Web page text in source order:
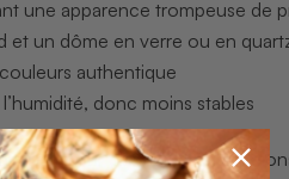
une apparence trompeuse de
et un dôme en verre ou en
authentique
donc moins stables
pour clarifier les